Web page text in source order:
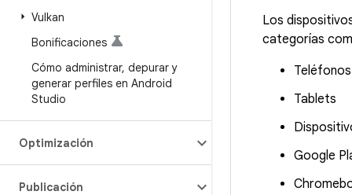
Vulkan
Bonificaciones
Cómo administrar, depurar y
generar perfiles en Android
Studio
Optimización
Publicación
Los
categorías
Tablets
Google